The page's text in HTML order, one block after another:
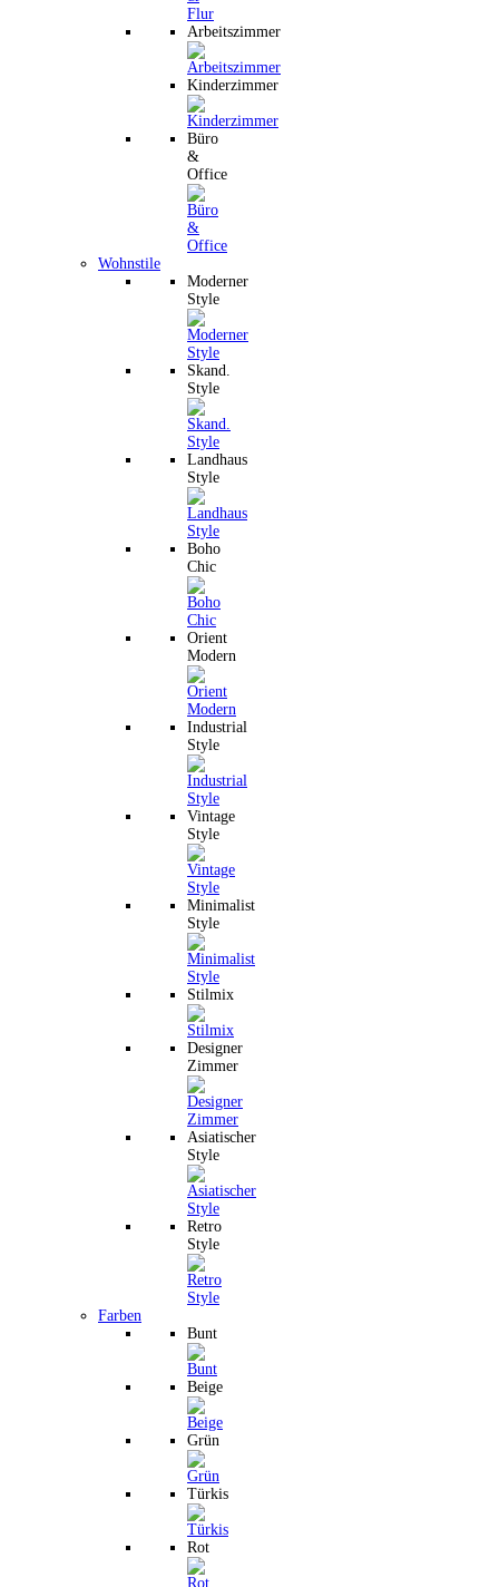
Arbeitszimmer
Kinderzimmer
Büro
&
Office
Wohnstile
Moderner
Style
Skand.
Style
Landhaus
Style
Boho
Chic
Orient
Modern
Industrial
Style
Vintage
Style
Minimalist
Style
Stilmix
Designer
Zimmer
Asiatischer
Style
Retro
Style
Farben
Bunt
Beige
Grün
Türkis
Rot